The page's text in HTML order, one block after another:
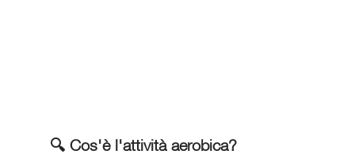
🔍 Cos'è l'attività aerobica?